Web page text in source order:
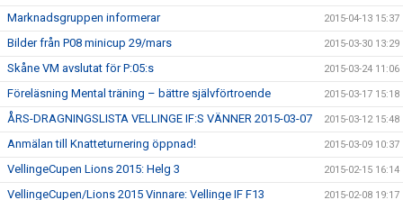
Marknadsgruppen informerar 2015-04-13 15:37
Bilder från P08 minicup 29/mars 2015-03-30 13:29
Skåne VM avslutat för P:05:s 2015-03-24 11:06
Föreläsning Mental träning – bättre självförtroende 2015-03-17 15:18
ÅRS-DRAGNINGSLISTA VELLINGE IF:S VÄNNER 2015-03-07 2015-03-12 15:48
Anmälan till Knatteturnering öppnad! 2015-03-09 10:37
VellingeCupen Lions 2015: Helg 3 2015-02-15 16:14
VellingeCupen/Lions 2015 Vinnare: Vellinge IF F13 2015-02-08 19:17